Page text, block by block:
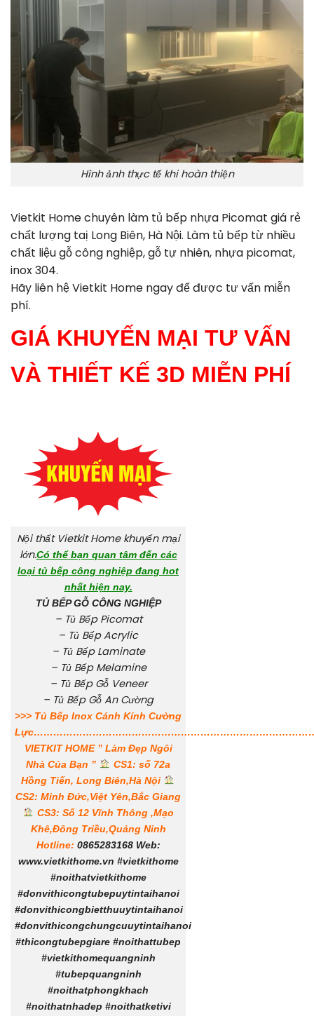
Hình ảnh thực tế khi hoàn thiện
Vietkit Home chuyên làm tủ bếp nhựa Picomat giá rẻ
chất lượng taị Long Biên, Hà Nội. Làm tủ bếp từ nhiều
chất liệu gỗ công nghiệp, gỗ tự nhiên, nhựa picomat,
inox 304.
Hãy liên hệ Vietkit Home ngay để được tư vấn miễn
phí.
GIÁ KHUYẾN MẠI TƯ VẤN
VÀ THIẾT KẾ 3D MIỄN PHÍ
Nội thất Vietkit Home khuyến mại
lớn.Có thể bạn quan tâm đến các
loại tủ bếp công nghiệp đang hot
nhất hiện nay.
TỦ BẾP GỖ CÔNG NGHIỆP
– Tủ Bếp Picomat
– Tủ Bếp Acrylic
– Tủ Bếp Laminate
– Tủ Bếp Melamine
– Tủ Bếp Gỗ Veneer
– Tủ Bếp Gỗ An Cường
>>> Tủ Bếp Inox Cánh Kính Cường
Lực
VIETKIT HOME ” Làm Đẹp Ngôi
Nhà Của Bạn ”
CS1: số 72a
Hồng Tiến, Long Biên,Hà Nội
CS2: Minh Đức,Việt Yên,Bắc Giang
CS3: Số 12 Vĩnh Thông ,Mạo
Khê,Đông Triều,Quảng Ninh
Hotline: 0865283168Web:
www.vietkithome.vn #vietkithome
#noithatvietkithome
#donvithicongtubepuytintaihanoi
#donvithicongbietthuuytintaihanoi
#donvithicongchungcuuytintaihanoi
#thicongtubepgiare #noithattubep
#vietkithomequangninh
#tubepquangninh
#noithatphongkhach
#noithatnhadep #noithatketivi